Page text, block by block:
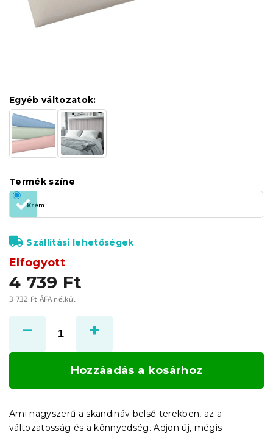
4 739 Ft
3 732 Ft ÁFA nélkül
Elfogyott
Egyéb változatok:
Termék színe
Krém
Szállítási lehetőségek
Hozzáadás a kosárhoz
Ami nagyszerű a skandináv belső terekben, az a
változatosság és a könnyedség. Adjon új, mégis